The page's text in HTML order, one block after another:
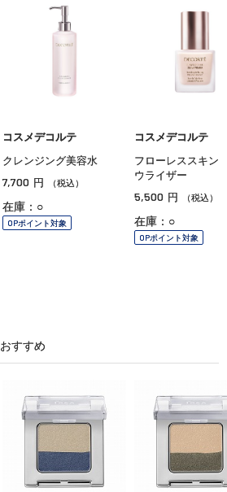
コスメデコルテ
クレンジング美容水
7,700 円 （税込）
在庫：○
OPポイント対象
コスメデコルテ
フローレススキ
ウライザー
5,500 円 （税込）
在庫：○
OPポイント対象
おすすめ